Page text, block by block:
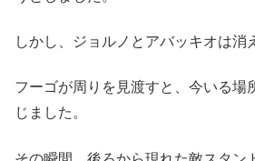
しかし、ジョルノとアバッキオは消
フーゴが周りを見渡すと、今いる場
じました。